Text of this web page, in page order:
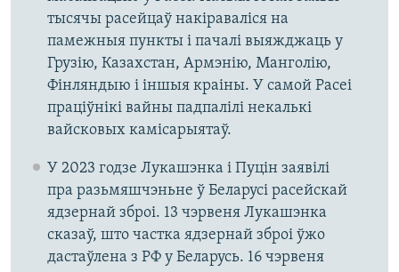
тысячы расейцаў накіраваліся на
памежныя пункты і пачалі выяжджаць у
Грузію, Казахстан, Армэнію, Манголію,
Фінляндыю і іншыя краіны. У самой Расеі
праціўнікі вайны падпалілі некалькі
вайсковых камісарыятаў.
У 2023 годзе Лукашэнка і Пуцін заявілі
пра разьмяшчэньне ў Беларусі расейскай
ядзернай зброі. 13 чэрвеня Лукашэнка
сказаў, што частка ядзернай зброі ўжо
дастаўлена з РФ у Беларусь. 16 чэрвеня